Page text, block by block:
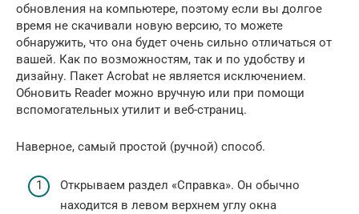
обновления на компьютере, поэтому если вы долгое
время не скачивали новую версию, то можете
обнаружить, что она будет очень сильно отличаться от
вашей. Как по возможностям, так и по удобству и
дизайну. Пакет Acrobat не является исключением.
Обновить Reader можно вручную или при помощи
вспомогательных утилит и веб-страниц.
Наверное, самый простой (ручной) способ.
Открываем раздел «Справка». Он обычно
находится в левом верхнем углу окна